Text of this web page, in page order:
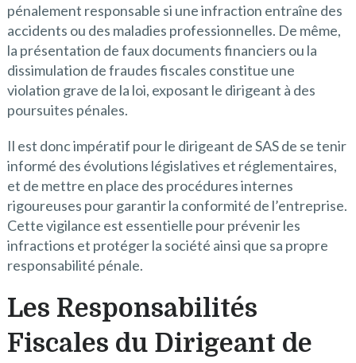
pénalement responsable si une infraction entraîne des
accidents ou des maladies professionnelles. De même,
la présentation de faux documents financiers ou la
dissimulation de fraudes fiscales constitue une
violation grave de la loi, exposant le dirigeant à des
poursuites pénales.
Il est donc impératif pour le dirigeant de SAS de se tenir
informé des évolutions législatives et réglementaires,
et de mettre en place des procédures internes
rigoureuses pour garantir la conformité de l’entreprise.
Cette vigilance est essentielle pour prévenir les
infractions et protéger la société ainsi que sa propre
responsabilité pénale.
Les Responsabilités
Fiscales du Dirigeant de